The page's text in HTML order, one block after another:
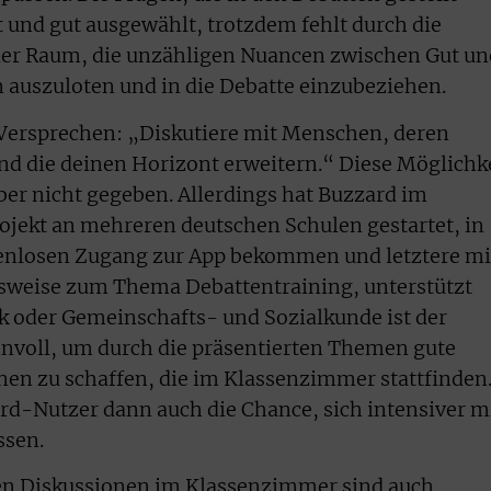
gut ausgewählt, trotzdem fehlt durch die
Raum, die unzähligen Nuancen zwischen Gut
auszuloten und in die Debatte einzubeziehen.
„Diskutiere mit Menschen, deren
die deinen Horizont erweitern.“ Diese
nicht gegeben. Allerdings hat Buzzard im
an mehreren deutschen Schulen gestartet, in
Zugang zur App bekommen und letztere
zum Thema Debattentraining, unterstützt
oder Gemeinschafts- und Sozialkunde ist der
um durch die präsentierten Themen gute
zu schaffen, die im Klassenzimmer
Nutzer dann auch die Chance, sich intensiver